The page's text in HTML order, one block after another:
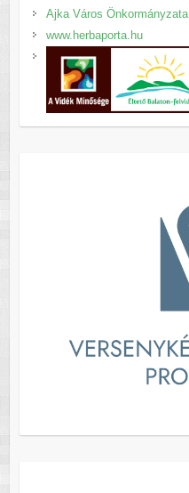
Ajka Város Önkormányzata
www.herbaporta.hu